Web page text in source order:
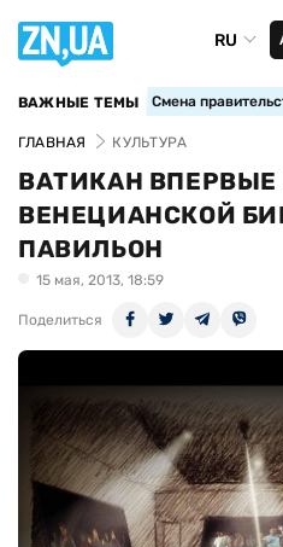
RU
ВАЖНЫЕ ТЕМЫ Смена
ГЛАВНАЯ КУЛЬТУРА
ВАТИКАН
ВЕНЕЦИАНСКОЙ
ПАВИЛЬОН
15 мая, 2013, 18:59
Поделиться